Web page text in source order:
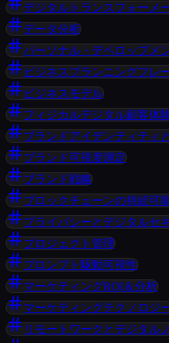
デジタルトランスフォーメ
データ分析
パーソナル・デベロップメ
ビジネスプランニングフレ
ビジネスモデル
フィジカルデジタル顧客体
ブランドアイデンティティ
ブランド可視度測定
ブランド戦略
ブロックチェーンの持続可
プライバシーとデジタルセ
プロジェクト管理
プロンプト駆動可視性
マーケティングROI＆分析
マーケティングテクノロジ
リモートワークとデジタル